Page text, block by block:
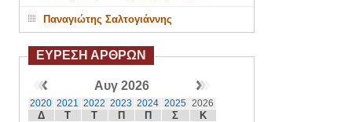
Παναγιώτης Σαλτογιάννης
ΕΥΡΕΣΗ ΑΡΘΡΩΝ
Αυγ 2026
2020 2021 2022 2023 2024 2025 2026
Δ Τ Τ Π Π Σ Κ